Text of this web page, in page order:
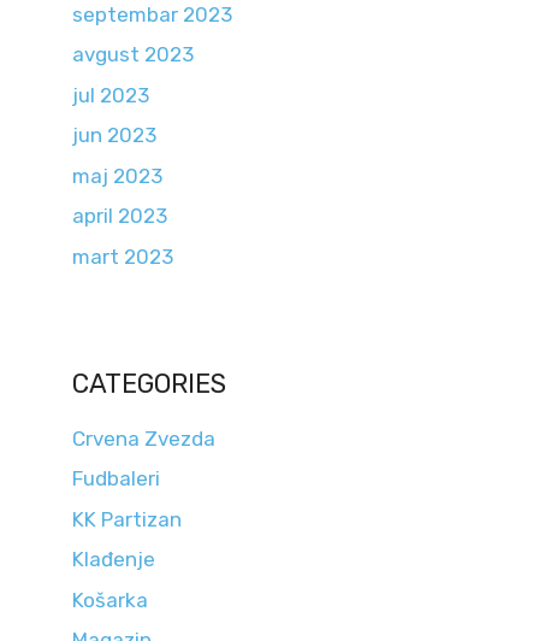
septembar 2023
avgust 2023
jul 2023
jun 2023
maj 2023
april 2023
mart 2023
CATEGORIES
Crvena Zvezda
Fudbaleri
KK Partizan
Klađenje
Košarka